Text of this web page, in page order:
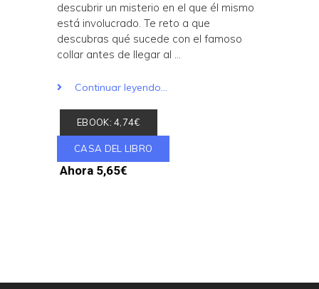
descubrir un misterio en el que él mismo
está involucrado. Te reto a que
descubras qué sucede con el famoso
collar antes de llegar al …
Continuar leyendo...
EBOOK: 4,74€
CASA DEL LIBRO
Ahora 5,65€